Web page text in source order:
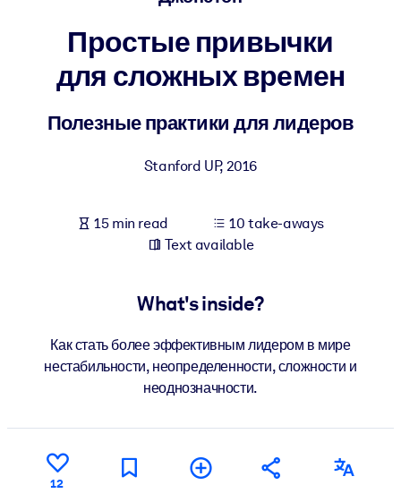
BY SYSTEM
For LMS/LXP
Bring bite-sized, verified knowledge into your LMS/LXP for
Enrich your corporate library with trusted, ready-to-use business
For AI Systems
Простые привычки
для сложных времен
Полезные практики для лидеров
Stanford UP, 2016
15 min read
10 take-aways
Text available
What's inside?
Как стать более эффективным лидером в мире
нестабильности, неопределенности, сложности и
неоднозначности.
12